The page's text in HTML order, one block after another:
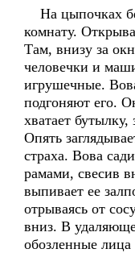
На цыпочках
комнату.
Там, внизу за
человечки и
игрушечные.
подгоняют его.
хватает бутылку,
Опять
страха. Вова
рамами, свесив
выпивает ее
отрываясь от
вниз. В
обозленные